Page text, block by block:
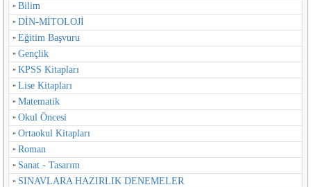
Bilim
DİN-MİTOLOJİ
Eğitim Başvuru
Gençlik
KPSS Kitapları
Lise Kitapları
Matematik
Okul Öncesi
Ortaokul Kitapları
Roman
Sanat - Tasarım
SINAVLARA HAZIRLIK DENEMELER